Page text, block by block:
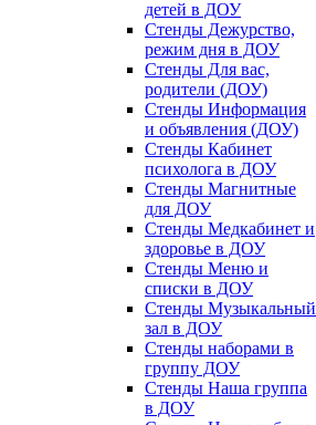
детей в ДОУ
Стенды Дежурство,
режим дня в ДОУ
Стенды Для вас,
родители (ДОУ)
Стенды Информация
и объявления (ДОУ)
Стенды Кабинет
психолога в ДОУ
Стенды Магнитные
для ДОУ
Стенды Медкабинет и
здоровье в ДОУ
Стенды Меню и
списки в ДОУ
Стенды Музыкальный
зал в ДОУ
Стенды наборами в
группу ДОУ
Стенды Наша группа
в ДОУ